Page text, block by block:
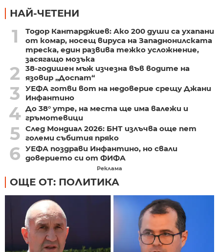
НАЙ-ЧЕТЕНИ
1
Тодор Кантарджиев: Ако 200 души са ухапани
от комар, носещ вируса на Западнонилската
треска, един развива тежко усложнение,
засягащо мозъка
2
38-годишен мъж изчезна във водите на
язовир „Доспат“
3
УЕФА готви вот на недоверие срещу Джани
Инфантино
4 До 38° утре, на места ще има валежи и
гръмотевици
5 След Мондиал 2026: БНТ излъчва още пет
големи събития пряко
6 УЕФА поздрави Инфантино, но свали
доверието си от ФИФА
Реклама
ОЩЕ ОТ: ПОЛИТИКА